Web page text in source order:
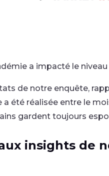
a impacté le
de notre enquête,
été réalisée entre le
gardent toujours
insights de